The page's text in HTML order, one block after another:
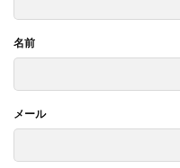
名前
メール